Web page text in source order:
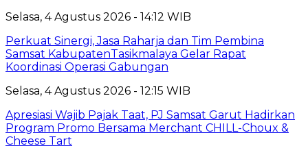
Selasa, 4 Agustus 2026 - 14:12 WIB
Perkuat Sinergi, Jasa Raharja dan Tim Pembina
Samsat KabupatenTasikmalaya Gelar Rapat
Koordinasi Operasi Gabungan
Selasa, 4 Agustus 2026 - 12:15 WIB
Apresiasi Wajib Pajak Taat, PJ Samsat Garut Hadirkan
Program Promo Bersama Merchant CHILL-Choux &
Cheese Tart